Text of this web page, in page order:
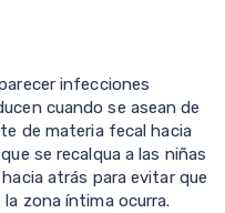
infecciones
cuando se asean de
de materia fecal hacia
se recalqua a las niñas
atrás para evitar que
zona íntima ocurra.